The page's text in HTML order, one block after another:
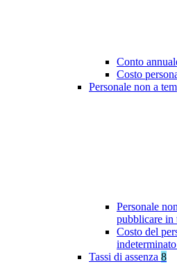
Conto
Costo
Personale non a
Personale
pubblicare in
Costo del
Tassi di assenza 8